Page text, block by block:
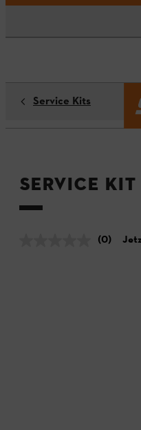
Service Kits
Service Kit
(0)